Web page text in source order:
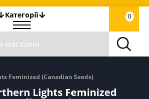
Категорії 0
Feminized (Canadian Seeds)
Lights Feminized